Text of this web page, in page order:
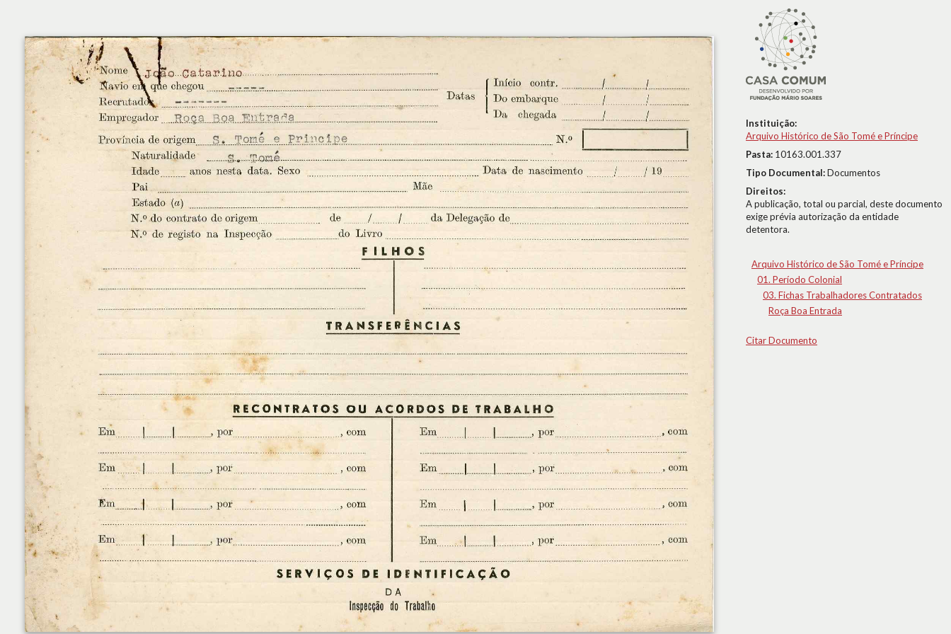
Instituição:
Arquivo Histórico de São Tomé e Príncipe
Pasta: 10163.001.337
Tipo Documental:Documentos
Direitos:
A publicação, total ou parcial, deste documento
exige prévia autorização da entidade
detentora.
Arquivo Histórico de São Tomé e Príncipe
01. Período Colonial
03. Fichas Trabalhadores Contratados
Roça Boa Entrada
Citar Documento